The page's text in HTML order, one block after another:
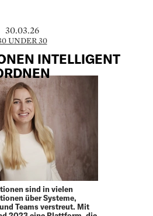
30.03.26
UNDER 30
INTELLIGENT
sind in vielen
über Systeme,
Teams verstreut. Mit